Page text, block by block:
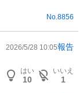
No. 8856
2026/5/28 10:05報告
はい
10
いいえ
1